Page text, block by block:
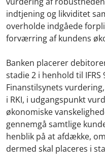
indtjening og likviditet
overholde indgåede
forværring af kundens
Banken placerer
stadie 2 i henhold til
Finanstilsynets
i RKI, i udgangspunkt
økonomiske
gennemgå samtlige
henblik på at afdække,
dermed skal placeres i